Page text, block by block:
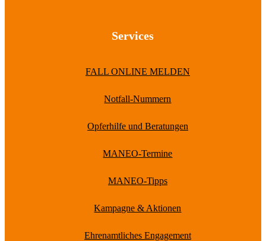
Services
FALL ONLINE MELDEN
Notfall-Nummern
Opferhilfe und Beratungen
MANEO-Termine
MANEO-Tipps
Kampagne & Aktionen
Ehrenamtliches Engagement